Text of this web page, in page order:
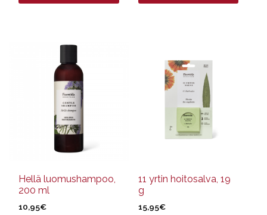
Hellä luomushampoo,
200 ml
10,95€
11 yrtin hoitosalva, 19
g
15,95€